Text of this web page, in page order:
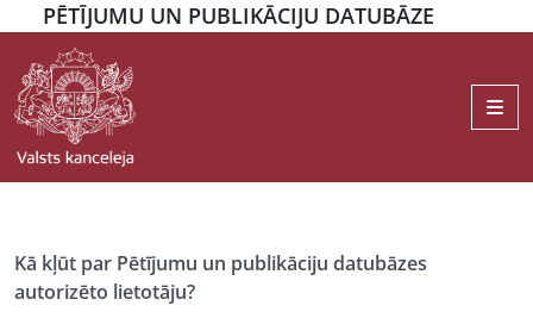
PĒTĪJUMU UN PUBLIKĀCIJU DATUBĀZE
Kā kļūt par Pētījumu un publikāciju datubāzes
autorizēto lietotāju?